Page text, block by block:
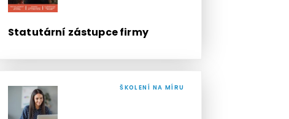
Statutární zástupce firmy
ŠKOLENÍ NA MÍRU